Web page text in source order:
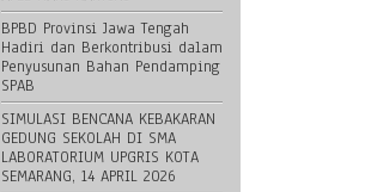
BPBD Provinsi Jawa Tengah
Hadiri dan Berkontribusi dalam
Penyusunan Bahan Pendamping
SPAB
SIMULASI BENCANA KEBAKARAN
GEDUNG SEKOLAH DI SMA
LABORATORIUM UPGRIS KOTA
SEMARANG, 14 APRIL 2026